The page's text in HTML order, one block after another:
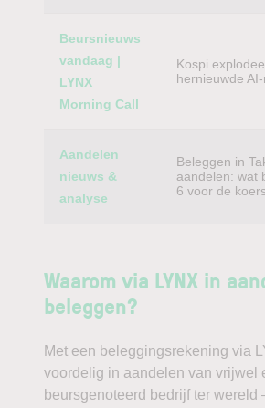
Beursnieuws
vandaag |
LYNX
Morning Call
Kospi
hernieuwde
Aandelen
nieuws &
analyse
Beleggen in
aandelen: wat
6 voor de
Waarom via LYNX in
beleggen?
Met een beleggingsrekening via
voordelig in aandelen van vrijwel
beursgenoteerd bedrijf ter wereld